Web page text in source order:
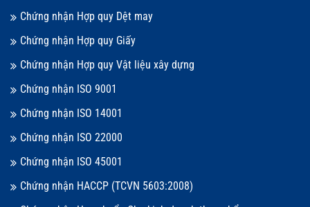
Chứng nhận Hợp quy Dệt may
Chứng nhận Hợp quy Giấy
Chứng nhận Hợp quy Vật liệu xây dựng
Chứng nhận ISO 9001
Chứng nhận ISO 14001
Chứng nhận ISO 22000
Chứng nhận ISO 45001
Chứng nhận HACCP (TCVN 5603:2008)